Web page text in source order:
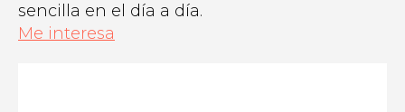
sencilla en el día a día.
Me interesa